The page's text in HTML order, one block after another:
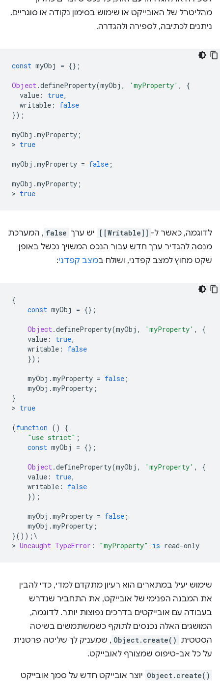
מהליטרל של האובייקט או שימוש בסימון נקודה או סוגריים.
ניתנים לכתיבה, לספירה ולהגדרה.
const myObj = {};
Object.defineProperty(myObj , 'myProperty' ,
{
value : true,
writable :
false
});
myObj .myProperty ;
> true
myObj .myProperty = false ;
myObj .myProperty ;
> true
לדוגמה, כאשר ל- [[Writable]] יש ערך false , המערכת
מנסה להגדיר ערך חדש עבור הנכס המשויך נכשל באופן
שקט מחוץ למצב קפדני, ושולח במצב קפדני:
{
const myObj = {};
Object.defineProperty(myObj , 'myProperty' ,
{
value : true,
writable :
false
});
myObj .myProperty = false ;
myObj .myProperty ;
}
> true
(function ()
{
"use strict" ;
const myObj = {};
Object.defineProperty(myObj , 'myProperty' ,
{
value : true,
writable :
false
});
myObj .myProperty = false ;
myObj .myProperty ;
}());\
> Uncaught TypeError : "myProperty" is read-only
שימוש יעיל במתארים הוא רעיון מתקדם למדי, כדי להבין
את המבנה הפנימי של אובייקט, את התחביר שנדרש
בעבודה עם אובייקטים בדרכים נפוצות יותר. לדוגמה,
המושגים האלה נכנסים לתוקף כשמשתמשים בשיטה
הסטטית Object.create() , שמעניק לך שליטה פרטנית
על כל אב-טיפוס שמצורף לאובייקט.
Object.create() יוצר אובייקט חדש על סמך אובייקט